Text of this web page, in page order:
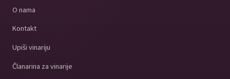
O nama
Kontakt
Upiši vinariju
Članarina za vinarije